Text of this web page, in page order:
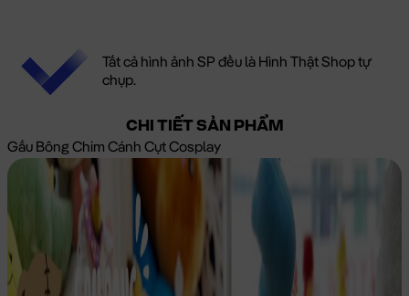
Tất cả hình ảnh SP đều là Hình Thật Shop tự
chụp.
CHI TIẾT SẢN PHẨM
Gấu Bông Chim Cánh Cụt Cosplay